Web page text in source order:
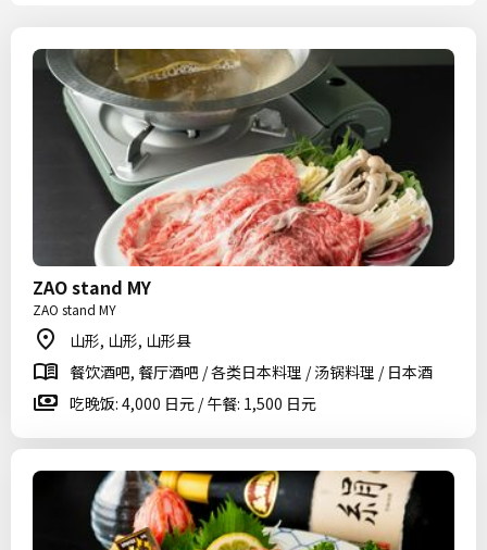
ZAO stand MY
ZAO stand MY
山形, 山形, 山形县
餐饮酒吧, 餐厅酒吧 / 各类日本料理 / 汤锅料理 / 日本酒
吃晚饭: 4,000 日元 / 午餐: 1,500 日元